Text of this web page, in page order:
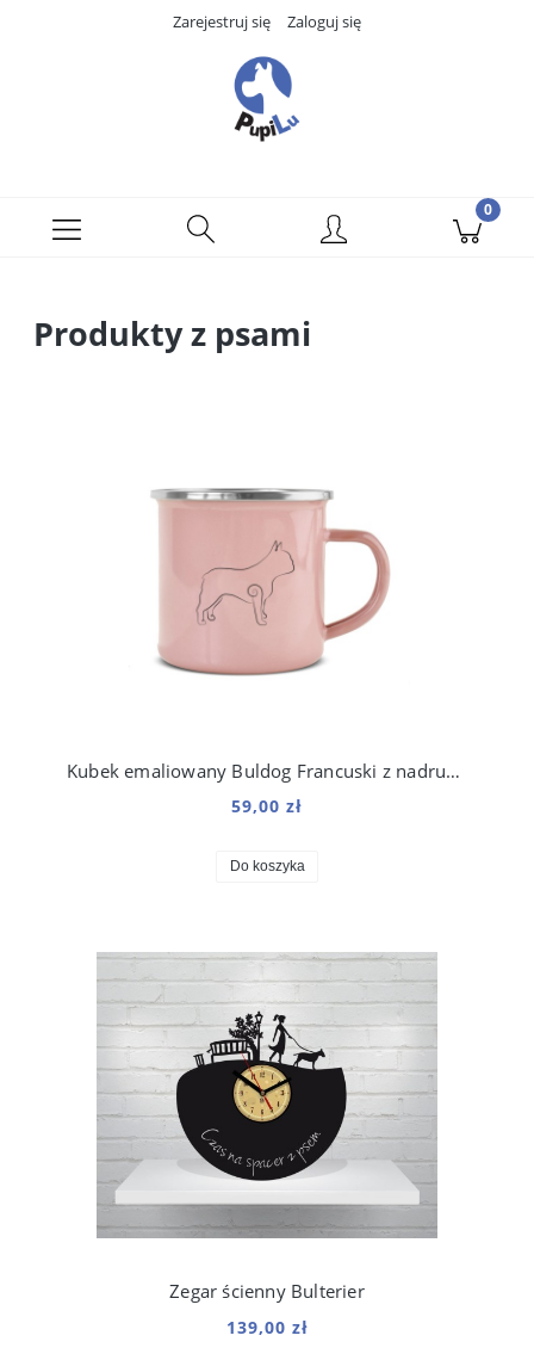
Zarejestruj się Zaloguj się
Produkty z psami
Kubek emaliowany Buldog Francuski z nadrukiem Line Różowy
59,00 zł
Do koszyka
Zegar ścienny Bulterier
139,00 zł